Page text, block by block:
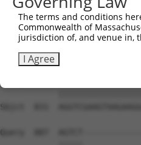
The terms and conditions
Commonwealth of
jurisdiction of, and venue in,
I Agree